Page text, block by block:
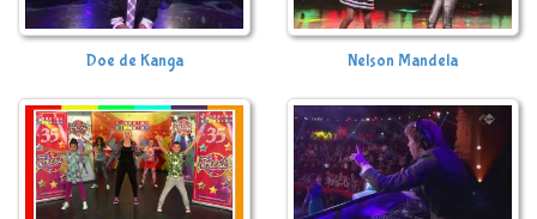
Doe de Kanga Nelson Mandela